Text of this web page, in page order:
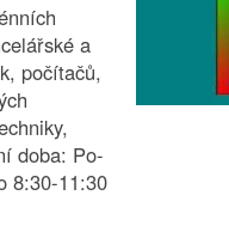
a
počítačů,
doba: Po-
8:30-11:30